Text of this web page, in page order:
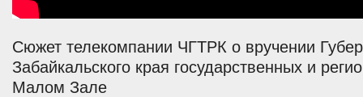
Сюжет телекомпании ЧГТРК о вручении
Забайкальского края государственных и
Малом Зале